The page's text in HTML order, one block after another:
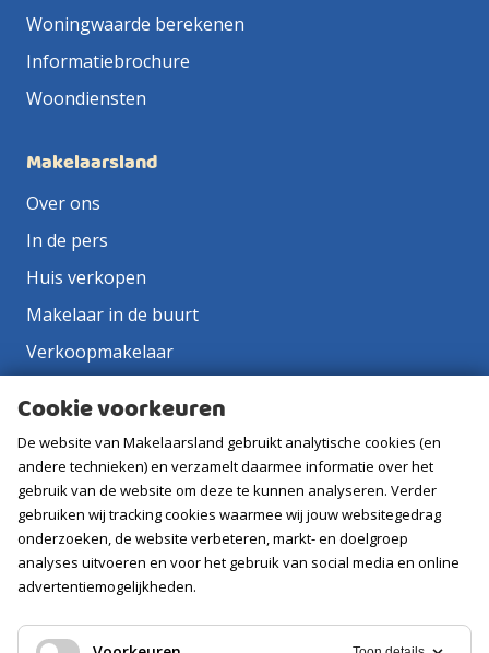
Woningwaarde berekenen
Informatiebrochure
Woondiensten
Makelaarsland
Over ons
In de pers
Huis verkopen
Makelaar in de buurt
Verkoopmakelaar
Vacatures
Volg ons
Cookie voorkeuren
De website van Makelaarsland gebruikt analytische cookies (en
andere technieken) en verzamelt daarmee informatie over het
gebruik van de website om deze te kunnen analyseren. Verder
gebruiken wij tracking cookies waarmee wij jouw websitegedrag
onderzoeken, de website verbeteren, markt- en doelgroep
analyses uitvoeren en voor het gebruik van social media en online
advertentiemogelijkheden.